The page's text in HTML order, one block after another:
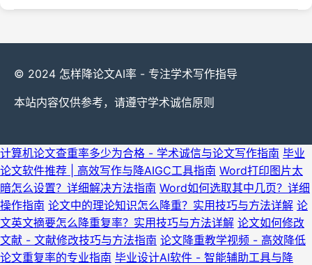
© 2024 怎样降论文AI率 - 专注学术写作指导
本站内容仅供参考，请遵守学术诚信原则
计算机论文查重率多少为合格 - 学术诚信与论文写作指南 毕业
论文软件推荐 | 高效写作与降AIGC工具指南 Word打印图片太
暗怎么设置？详细解决方法指南 Word如何选取其中几页？详细
操作指南 论文中的理论知识怎么降重？实用技巧与方法详解 论
文英文摘要怎么降重复率？实用技巧与方法详解 论文如何修改
文献 - 文献修改技巧与方法指南 论文降重教学视频 - 高效降低
论文重复率的专业指南 毕业设计AI软件 - 智能辅助工具与降